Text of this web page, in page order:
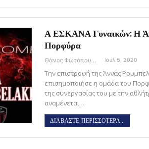
Α ΕΣΚΑΝΑ Γυναικών: Η
Πορφύρα
Θάνος Φωτόπουλος Ιούλ 5, 2020
Την επιστροφή της Άννας
επισημοποιήσε η ομάδα του
της συνεργασίας του με την
αναμένεται…
ΔΙΑΒΑΣΤΕ ΠΕΡΙΣΣΟΤΕΡΑ...